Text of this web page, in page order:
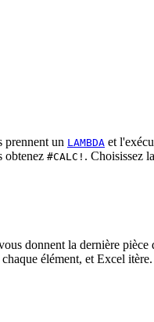
prennent un LAMBDA et
obtenez #CALC! . Choisissez
donnent la dernière
élément, et Excel itère.